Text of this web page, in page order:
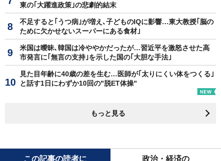
東の｢大躍進政策｣の悲劇的結末
不足すると｢うつ病｣が増え､子どものIQに影響…東大教授｢脳の
ために欠かせないスーパーにある食材｣
米国は曖昧､韓国は冷ややかだったが…習近平を激怒させた高
市発言に｢無言の支持｣を示した国の｢大胆な手法｣
見た目年齢に40歳の差を生む…医師が｢太りにくい体をつくる｣
と話す1日にわずか10回の"脱ET体操"
もっと見る
この記事の読者に 政治・経済の